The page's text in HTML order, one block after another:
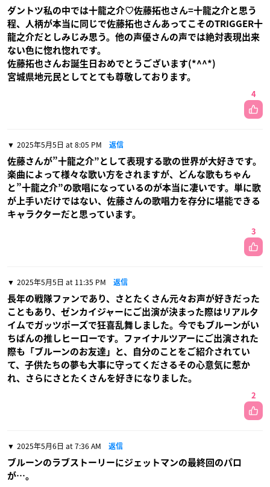
ダントツ私の中では十龍之介♡佐藤拓也さん=十龍之介と思う
程、人柄が本当に同じで佐藤拓也さんあってこそのTRIGGER十
龍之介だとしみじみ思う。他の声優さんの声では絶対表現出来
ない色に惚れ惚れです。
佐藤拓也さんお誕生日おめでとうございます(*^^*)
宮城県地元民としてとても尊敬しております。
4
2025年5月5日 at 8:05 PM 返信
佐藤さんが”十龍之介”として表現する歌の世界が大好きです。
楽曲によって様々な歌い方をされますが、どんな歌もちゃん
と”十龍之介”の歌唱になっているのが本当に凄いです。単に歌
が上手いだけではない、佐藤さんの歌唱力を存分に堪能できる
キャラクターだと思っています。
3
2025年5月5日 at 11:35 PM 返信
長年の戦隊ファンであり、さとたくさん元々お声が好きだった
こともあり、ゼンカイジャーにご出演が決まった際はリアルタ
イムでガッツポーズで狂喜乱舞しました。今でもブルーンがい
ちばんの推しヒーローです。ファイナルツアーにご出演された
際も「ブルーンのお友達」と、自分のことをご紹介されてい
て、子供たちの夢も大事に守ってくださるその心意気に惹か
れ、さらにさとたくさんを好きになりました。
2
2025年5月6日 at 7:36 AM 返信
ブルーンのラブストーリーにジェットマンの最終回のパロ
が…。